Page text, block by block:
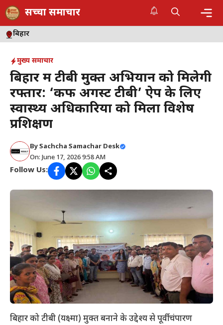
Skip
to
content
सच्चा समाचार
बिहार
मुख्य समाचार
बिहार में टीबी मुक्त अभियान को मिलेगी
रफ्तार: ‘कफ अगेंस्ट टीबी’ ऐप के लिए
स्वास्थ्य अधिकारियों को मिला विशेष
प्रशिक्षण
BySachcha Samachar Desk
On: June 17, 2026 9:58 AM
Follow Us:
बिहार को टीबी (यक्ष्मा) मुक्त बनाने के उद्देश्य से पूर्वी चंपारण